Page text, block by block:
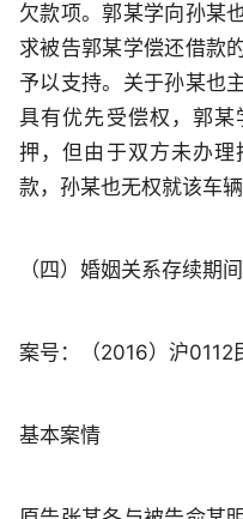
欠款项。郭某学向孙某
求被告郭某学偿还借款
予以支持。关于孙某也
具有优先受偿权，郭
押，但由于双方未办
款，孙某也无权就该车
（四）婚姻关系存续期
案号：（2016）沪0112
基本案情